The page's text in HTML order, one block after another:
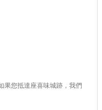
果您抵達座喜味城跡，我們